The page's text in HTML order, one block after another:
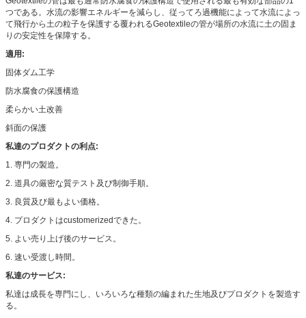
つである。水流の影響エネルギーを減らし、従ってろ過機能によって水流によっ
て飛行から土の粒子を保護する覆われるGeotextileの管が場所の水流に土の固ま
りの安定性を保障する。
適用:
固体ダム工学
防水腐食の保護構造
柔らかい土改善
斜面の保護
私達のプロダクトの利点:
1. 専門の製造。
2. 道具の厳密な質テスト及び制御手順。
3. 良質及び最もよい価格。
4. プロダクトはcustomerizedできた。
5. よい売り上げ後のサービス。
6. 速い受渡し時間。
私達のサービス:
私達は成長を専門にし、いろいろな種類の編まれた生地及びプロダクトを製造す
る。